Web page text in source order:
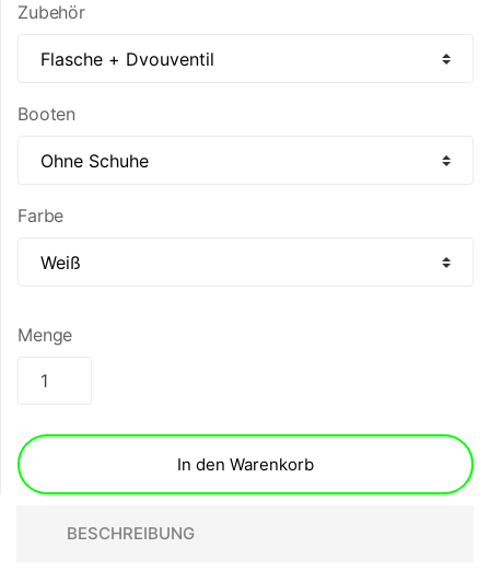
Zubehör
Booten
Farbe
Menge
In den Warenkorb
BESCHREIBUNG